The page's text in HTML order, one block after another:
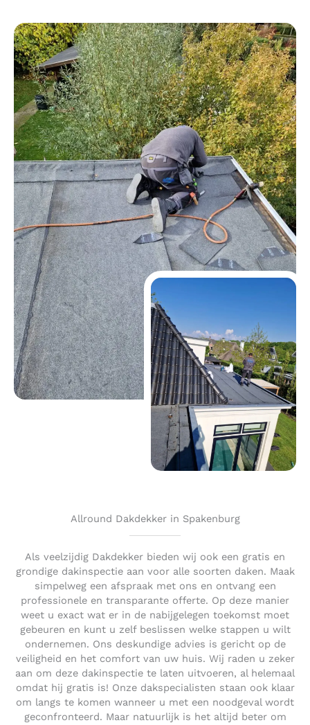
Allround Dakdekker in Spakenburg
Als veelzijdig Dakdekker bieden wij ook een gratis en
grondige dakinspectie aan voor alle soorten daken. Maak
simpelweg een afspraak met ons en ontvang een
professionele en transparante offerte. Op deze manier
weet u exact wat er in de nabijgelegen toekomst moet
gebeuren en kunt u zelf beslissen welke stappen u wilt
ondernemen. Ons deskundige advies is gericht op de
veiligheid en het comfort van uw huis. Wij raden u zeker
aan om deze dakinspectie te laten uitvoeren, al helemaal
omdat hij gratis is! Onze dakspecialisten staan ook klaar
om langs te komen wanneer u met een noodgeval wordt
geconfronteerd. Maar natuurlijk is het altijd beter om